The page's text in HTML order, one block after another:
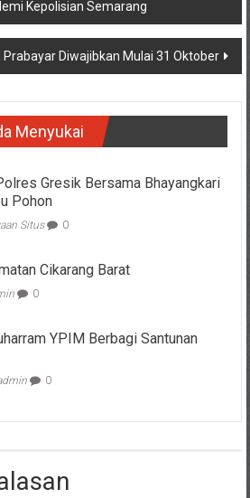
Kepolisian Semarang
Prabayar Diwajibkan Mulai 31 Oktober
Menyukai
Gresik Bersama Bhayangkari
Pohon
Situs 0
Cikarang Barat
0
YPIM Berbagi Santunan
0